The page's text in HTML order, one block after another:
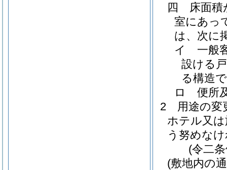
四
床面
室にあっ
は、次に
イ
一般
設ける
る構造
ロ
便所
2
用途の
ホテル又
う努めな
(令二
(敷地内の